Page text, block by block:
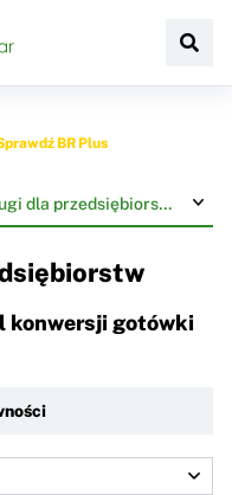
BR Plus
Usługi dla przedsiębiorstw
konwersji gotówki